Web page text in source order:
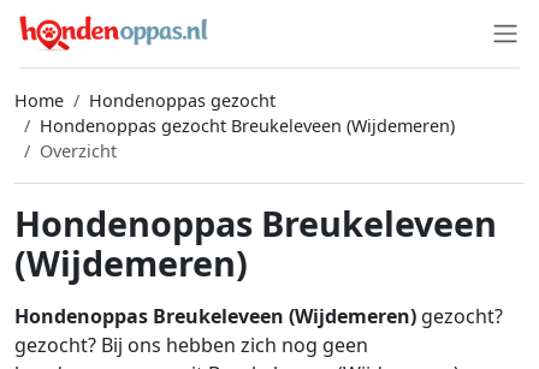
Home
Hondenoppas gezocht
Hondenoppas gezocht Breukeleveen (Wijdemeren)
Overzicht
Hondenoppas Breukeleveen
(Wijdemeren)
Hondenoppas Breukeleveen (Wijdemeren) gezocht?
gezocht? Bij ons hebben zich nog geen